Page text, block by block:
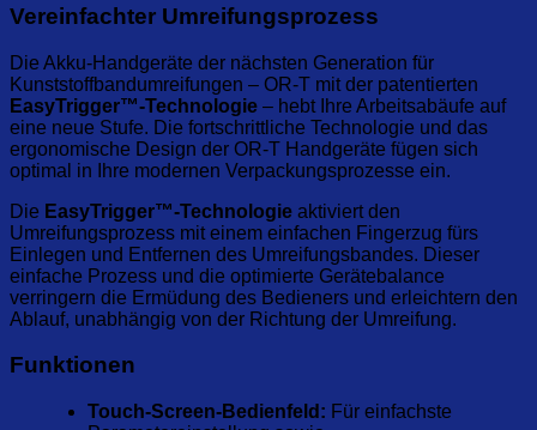
Vereinfachter Umreifungsprozess
Die Akku-Handgeräte der nächsten Generation für
Kunststoffbandumreifungen – OR-T mit der patentierten
EasyTrigger™-Technologie – hebt Ihre Arbeitsabäufe auf
eine neue Stufe. Die fortschrittliche Technologie und das
ergonomische Design der OR-T Handgeräte fügen sich
optimal in Ihre modernen Verpackungsprozesse ein.
Die EasyTrigger™-Technologie aktiviert den
Umreifungsprozess mit einem einfachen Fingerzug fürs
Einlegen und Entfernen des Umreifungsbandes. Dieser
einfache Prozess und die optimierte Gerätebalance
verringern die Ermüdung des Bedieners und erleichtern den
Ablauf, unabhängig von der Richtung der Umreifung.
Funktionen
Touch-Screen-Bedienfeld: Für einfachste